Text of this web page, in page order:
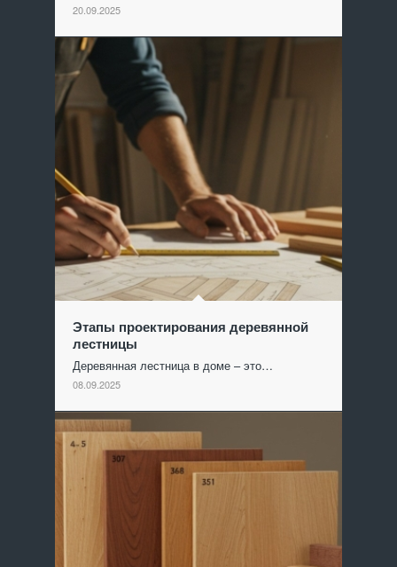
20.09.2025
Этапы проектирования деревянной
лестницы
Деревянная лестница в доме – это…
08.09.2025